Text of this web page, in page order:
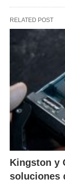
RELATED POST
Kingston y
soluciones